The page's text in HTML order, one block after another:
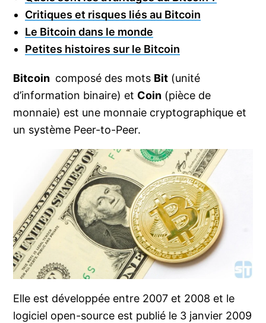
Critiques et risques liés au Bitcoin
Le Bitcoin dans le monde
Petites histoires sur le Bitcoin
Bitcoin composé des mots Bit (unité
d’information binaire) et Coin (pièce de
monnaie) est une monnaie cryptographique et
un système Peer-to-Peer.
Elle est développée entre 2007 et 2008 et le
logiciel open-source est publié le 3 janvier 2009